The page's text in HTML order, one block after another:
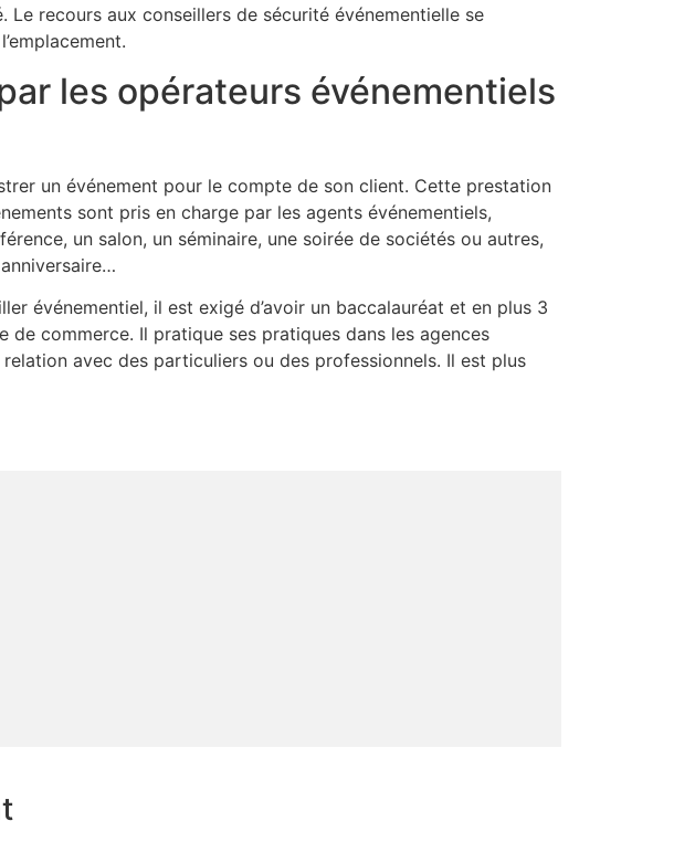
Le recours aux conseillers de sécurité événementielle se
les opérateurs événementiels
un événement pour le compte de son client. Cette prestation
sont pris en charge par les agents événementiels,
un salon, un séminaire, une soirée de sociétés ou autres,
événementiel, il est exigé d’avoir un baccalauréat et en plus 3
commerce. Il pratique ses pratiques dans les agences
avec des particuliers ou des professionnels. Il est plus